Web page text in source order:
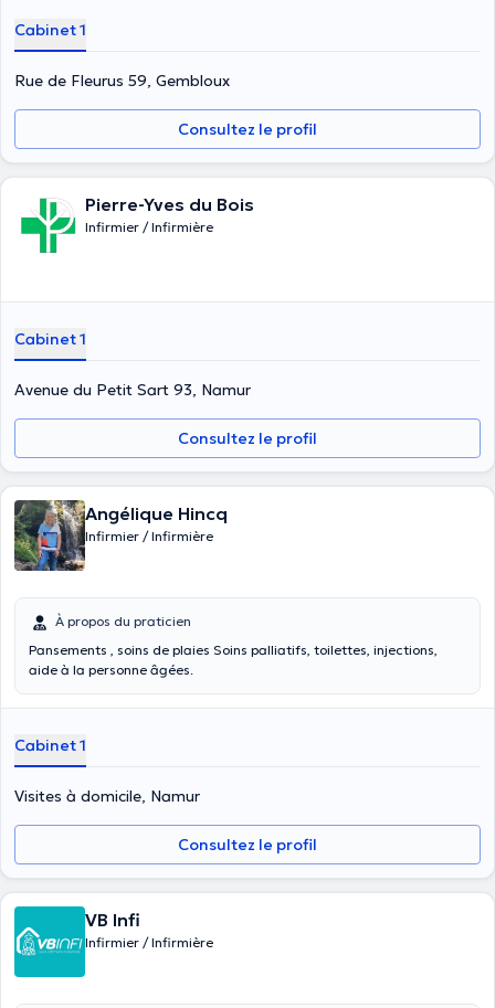
Cabinet 1
Rue de Fleurus 59, Gembloux
Consultez le profil
Pierre-Yves du Bois
Infirmier / Infirmière
Cabinet 1
Avenue du Petit Sart 93, Namur
Consultez le profil
Angélique Hincq
Infirmier / Infirmière
À propos du praticien
Pansements , soins de plaies Soins palliatifs, toilettes, injections,
aide à la personne âgées.
Cabinet 1
Visites à domicile, Namur
Consultez le profil
VB Infi
Infirmier / Infirmière